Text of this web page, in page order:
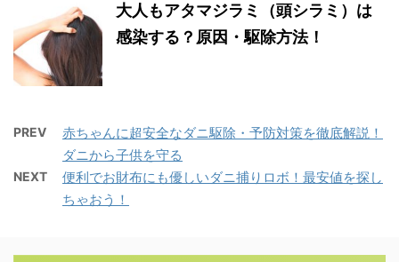
大人もアタマジラミ（頭シラミ）は
感染する？原因・駆除方法！
PREV
赤ちゃんに超安全なダニ駆除・予防対策を徹底解説！
ダニから子供を守る
NEXT
便利でお財布にも優しいダニ捕りロボ！最安値を探し
ちゃおう！